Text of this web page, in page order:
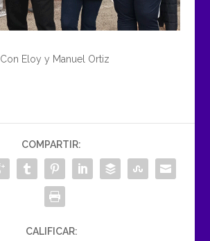
Con Eloy y Manuel Ortiz
COMPARTIR:
CALIFICAR: